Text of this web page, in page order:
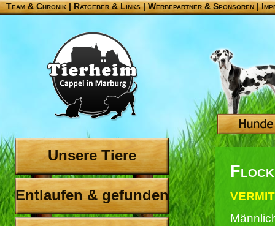
Team & Chronik |Ratgeber & Links|Werbepartner & Sponsoren|
Unsere Tiere
Entlaufen & gefunden